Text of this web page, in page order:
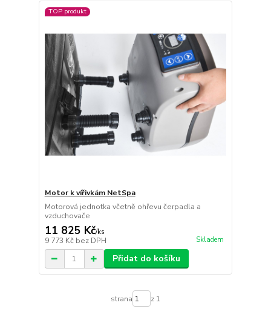
TOP produkt
Motor k vířivkám NetSpa
Motorová jednotka včetně ohřevu čerpadla a
vzduchovače
11 825 Kč/ks
9 773 Kč bez DPH Skladem
Přidat do košíku
strana z 1